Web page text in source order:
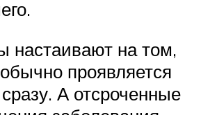
настаивают на том,
проявляется
А отсроченные